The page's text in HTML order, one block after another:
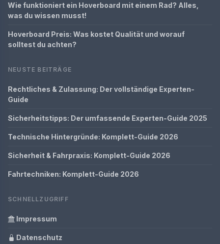
Wie funktioniert ein Hoverboard mit einem Rad? Alles,
was du wissen musst!
Hoverboard Preis: Was kostet Qualität und worauf
solltest du achten?
NEUSTE BEITRÄGE
Rechtliches & Zulassung: Der vollständige Experten-
Guide
Sicherheitstipps: Der umfassende Experten-Guide 2025
Technische Hintergründe: Komplett-Guide 2026
Sicherheit & Fahrpraxis: Komplett-Guide 2026
Fahrtechniken: Komplett-Guide 2026
SCHNELLZUGRIFF
Impressum
Datenschutz